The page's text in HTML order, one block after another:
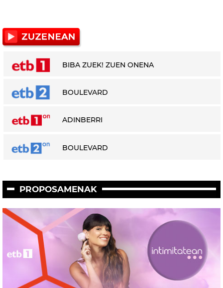
BIBA ZUEK! ZUEN ONENA
BOULEVARD
ADINBERRI
BOULEVARD
PROPOSAMENAK